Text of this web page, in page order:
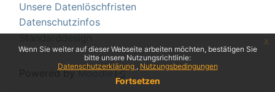
Wenn Sie weiter auf dieser Webseite arbeiten möchten, bestätigen Sie
bitte unsere Nutzungsrichtlinie:
Datenschutzerklärung
Nutzungsbedingungen
Fortsetzen
x
Unsere Datenlöschfristen
Datenschutzinfos
Standarddesign
Powered byMoodle